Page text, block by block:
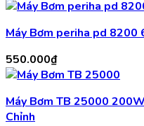
Máy Bơm periha pd
550.000₫
Máy Bơm TB 25000
Chỉnh